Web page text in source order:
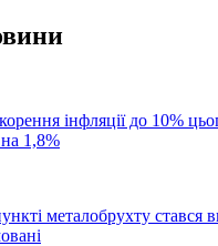
інфляції до 10%
1,8%
металобрухту стався